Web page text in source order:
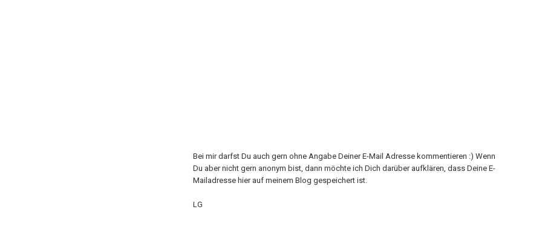
Bei mir darfst Du auch gern ohne Angabe Deiner E-Mail Adresse kommentieren :) Wenn
Du aber nicht gern anonym bist, dann möchte ich Dich darüber aufklären, dass Deine E-
Mailadresse hier auf meinem Blog gespeichert ist.
LG